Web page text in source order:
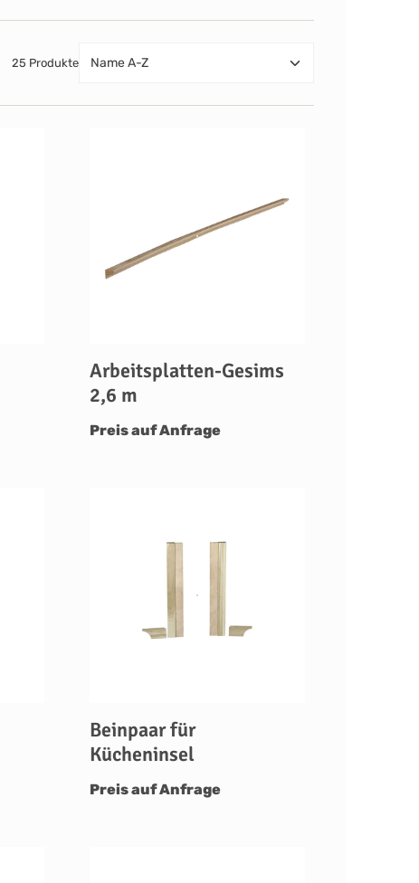
25 Produkte
Arbeitsplatten-Gesims
2,6 m
Preis auf Anfrage
Beinpaar für
Kücheninsel
Preis auf Anfrage